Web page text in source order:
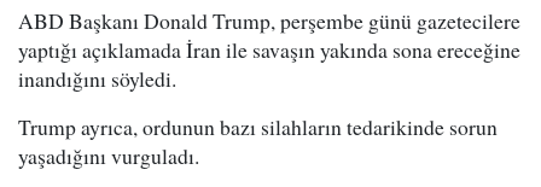
ABD Başkanı Donald Trump, perşembe günü gazetecilere
yaptığı açıklamada İran ile savaşın yakında sona ereceğine
inandığını söyledi.
Trump ayrıca, ordunun bazı silahların tedarikinde sorun
yaşadığını vurguladı.